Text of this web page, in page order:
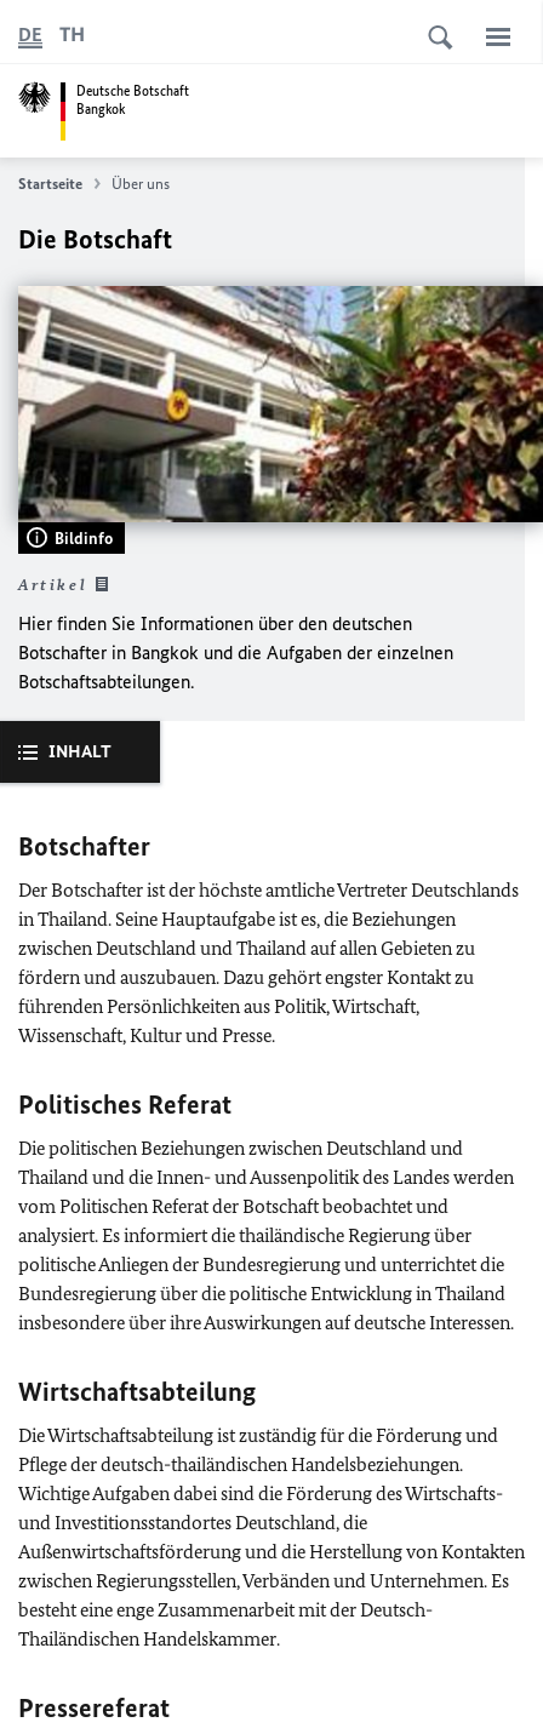
Deutsche Botschaft
Bangkok
DE TH
Startseite Über uns
Die Botschaft
Bildinfo
Artikel
Hier finden Sie Informationen über den deutschen
Botschafter in Bangkok und die Aufgaben der einzelnen
Botschaftsabteilungen.
INHALT
Botschafter
Der Botschafter ist der höchste amtliche Vertreter Deutschlands
in Thailand. Seine Hauptaufgabe ist es, die Beziehungen
zwischen Deutschland und Thailand auf allen Gebieten zu
fördern und auszubauen. Dazu gehört engster Kontakt zu
führenden Persönlichkeiten aus Politik, Wirtschaft,
Wissenschaft, Kultur und Presse.
Politisches Referat
Die politischen Beziehungen zwischen Deutschland und
Thailand und die Innen- und Aussenpolitik des Landes werden
vom Politischen Referat der Botschaft beobachtet und
analysiert. Es informiert die thailändische Regierung über
politische Anliegen der Bundesregierung und unterrichtet die
Bundesregierung über die politische Entwicklung in Thailand
insbesondere über ihre Auswirkungen auf deutsche Interessen.
Wirtschaftsabteilung
Die Wirtschaftsabteilung ist zuständig für die Förderung und
Pflege der deutsch-thailändischen Handelsbeziehungen.
Wichtige Aufgaben dabei sind die Förderung des Wirtschafts-
und Investitionsstandortes Deutschland, die
Außenwirtschaftsförderung und die Herstellung von Kontakten
zwischen Regierungsstellen, Verbänden und Unternehmen. Es
besteht eine enge Zusammenarbeit mit der Deutsch-
Thailändischen Handelskammer.
Pressereferat